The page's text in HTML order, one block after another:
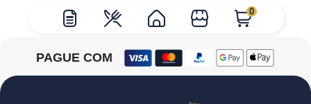
0
PAGUE COM